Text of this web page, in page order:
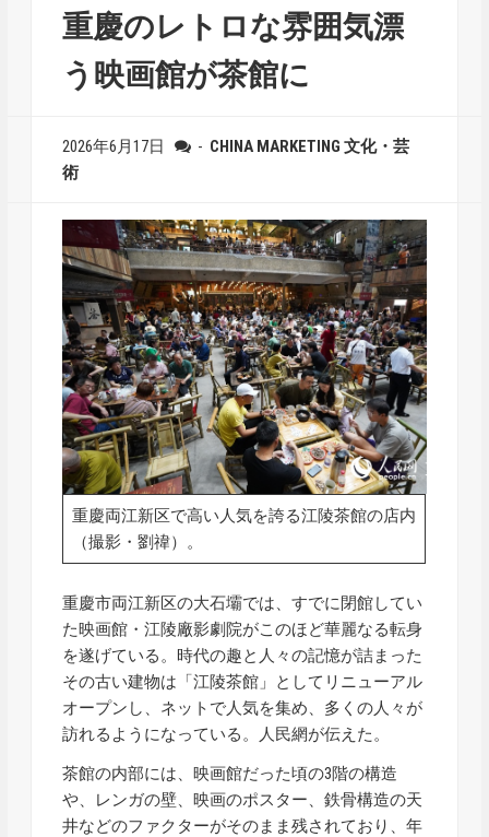
重慶のレトロな雰囲気漂
う映画館が茶館に
2026年6月17日 - CHINA MARKETING 文化・芸
術
重慶両江新区で高い人気を誇る江陵茶館の店内
（撮影・劉禕）。
重慶市両江新区の大石壩では、すでに閉館してい
た映画館・江陵廠影劇院がこのほど華麗なる転身
を遂げている。時代の趣と人々の記憶が詰まった
その古い建物は「江陵茶館」としてリニューアル
オープンし、ネットで人気を集め、多くの人々が
訪れるようになっている。人民網が伝えた。
茶館の内部には、映画館だった頃の3階の構造
や、レンガの壁、映画のポスター、鉄骨構造の天
井などのファクターがそのまま残されており、年